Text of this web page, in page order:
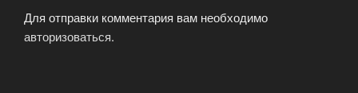
Для отправки комментария вам необходимо
авторизоваться.